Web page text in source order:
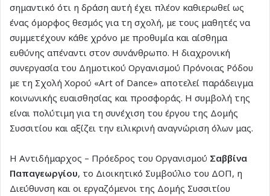
σημαντικό ότι η δράση αυτή έχει πλέον καθιερωθεί ως
ένας όμορφος θεσμός για τη σχολή, με τους μαθητές να
συμμετέχουν κάθε χρόνο με προθυμία και αίσθημα
ευθύνης απέναντι στον συνάνθρωπο. Η διαχρονική
συνεργασία του Δημοτικού Οργανισμού Πρόνοιας Ρόδου
με τη Σχολή Χορού «Art of Dance» αποτελεί παράδειγμα
κοινωνικής ευαισθησίας και προσφοράς. Η συμβολή της
είναι πολύτιμη για τη συνέχιση του έργου της Δομής
Συσσιτίου και αξίζει την ειλικρινή αναγνώριση όλων μας.
Η Αντιδήμαρχος – Πρόεδρος του Οργανισμού Σαββίνα
Παπαγεωργίου, το Διοικητικό Συμβούλιο του ΔΟΠ, η
Διεύθυνση και οι εργαζόμενοι της Δομής Συσσιτίου